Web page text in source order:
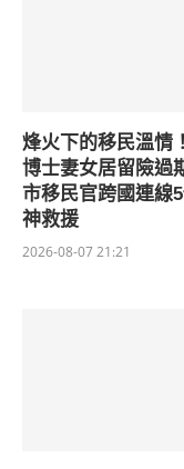
烽火下的移民溫情
博士妻女居留險
市移民官跨國連線5
神救援
2026-08-07 21:21